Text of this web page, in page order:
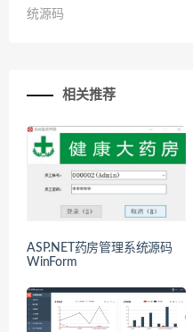
统源码
相关推荐
ASP.NET药房管理系统源码
WinForm